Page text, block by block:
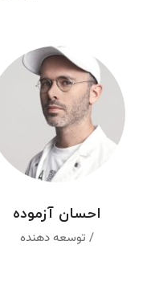
احسان آزموده
/ توسعه دهنده